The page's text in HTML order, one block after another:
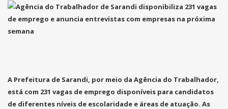
A Prefeitura de Sarandi, por meio da Agência do Trabalhador,
está com 231 vagas de emprego disponíveis para candidatos
de diferentes níveis de escolaridade e áreas de atuação. As